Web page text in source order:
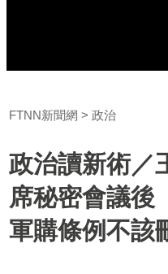
FTNN新聞網 政治
政治讀新術／
席秘密會議
軍購條例不該